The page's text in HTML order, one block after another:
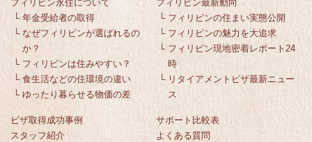
フィリピン永住について
└ 年金受給者の取得
└ なぜフィリピンが選ばれるの
か？
└ フィリピンは住みやすい？
└ 食生活などの住環境の違い
└ ゆったり暮らせる物価の差
フィリピン最新動向
└ フィリピンの住まい実態公開
└ フィリピンの魅力を大追求
└ フィリピン現地密着レポート24
時
└ リタイアメントビザ最新ニュー
ス
ビザ取得成功事例
スタッフ紹介
サポート比較表
よくある質問